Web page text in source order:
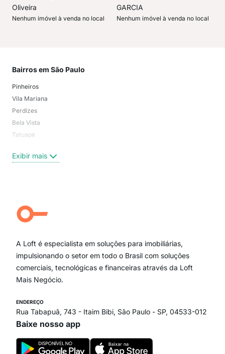
Oliveira
Nenhum imóvel à venda no local
GARCIA
Nenhum imóvel à venda no local
Bairros em São Paulo
Pinheiros
Vila Mariana
Perdizes
Bela Vista
Tatuapé
Centro
Campo Belo
Ipiranga
Paraíso
Itaim Bibi
Exibir mais
A Loft é especialista em soluções para imobiliárias,
impulsionando o setor em todo o Brasil com soluções
comerciais, tecnológicas e financeiras através da Loft
Mais Negócio.
ENDEREÇO
Rua Tabapuã, 743 - Itaim Bibi, São Paulo - SP, 04533-012
Baixe nosso app